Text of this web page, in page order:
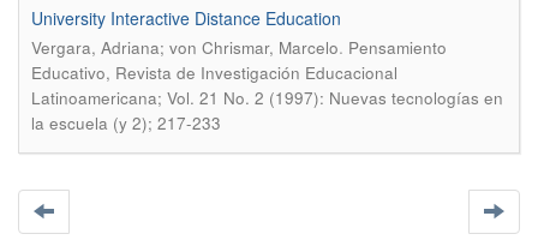
University Interactive Distance Education
Vergara, Adriana; von Chrismar, Marcelo. Pensamiento
Educativo, Revista de Investigación Educacional
Latinoamericana; Vol. 21 No. 2 (1997): Nuevas tecnologías en
la escuela (y 2); 217-233